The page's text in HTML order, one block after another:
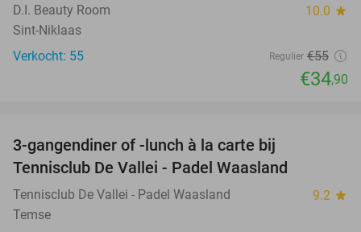
D.I. Beauty Room 10.0 star
Sint-Niklaas
Verkocht: 55
Regulier €55
€34,90
3-gangendiner of -lunch à la carte bij
Tennisclub De Vallei - Padel Waasland
Tennisclub De Vallei - Padel Waasland 9.2 star
Temse